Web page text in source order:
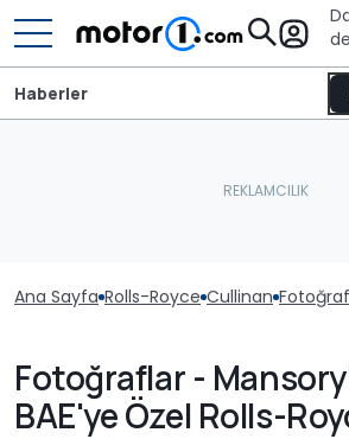
Haberler
Ana Sayfa Rolls-Royce Cullinan
Fotoğraflar -
BAE'ye Özel Rolls-